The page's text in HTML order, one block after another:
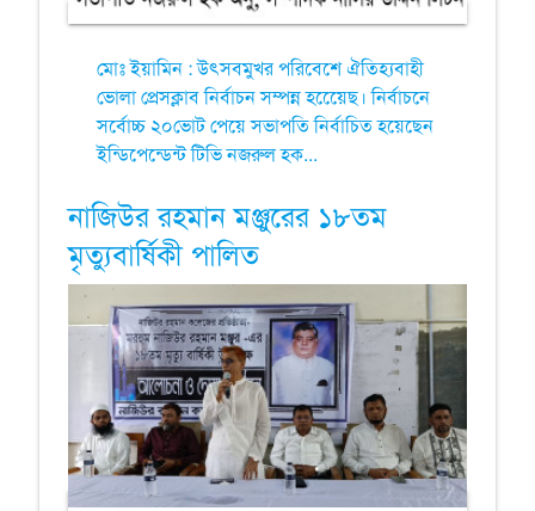
মোঃ ইয়ামিন : উৎসবমুখর পরিবেশে ঐতিহ্যবাহী
ভোলা প্রেসক্লাব নির্বাচন সম্পন্ন হয়েেেছ। নির্বাচনে
সর্বোচ্চ ২০ভোট পেয়ে সভাপতি নির্বাচিত হয়েছেন
ইন্ডিপেন্ডেন্ট টিভি নজরুল হক...
নাজিউর রহমান মঞ্জুরের ১৮তম
মৃত্যুবার্ষিকী পালিত